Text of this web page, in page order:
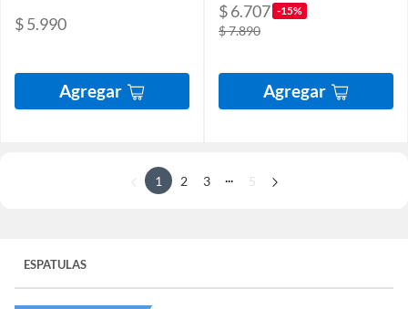
$ 5.990
Agregar
$ 6.707 -15%
$ 7.890
Agregar
1 2 3 5
ESPATULAS